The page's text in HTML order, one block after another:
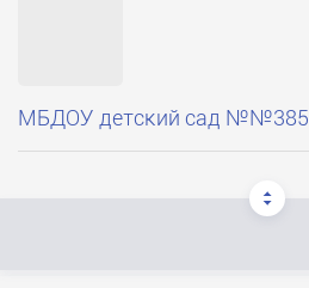
МБДОУ детский сад №№385